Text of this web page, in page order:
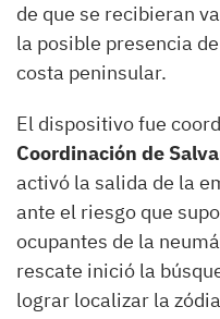
de que se recibieran
la posible presencia
costa peninsular.
El dispositivo fue
Coordinación de
activó la salida de la
ante el riesgo que
ocupantes de la
rescate inició la
lograr localizar la